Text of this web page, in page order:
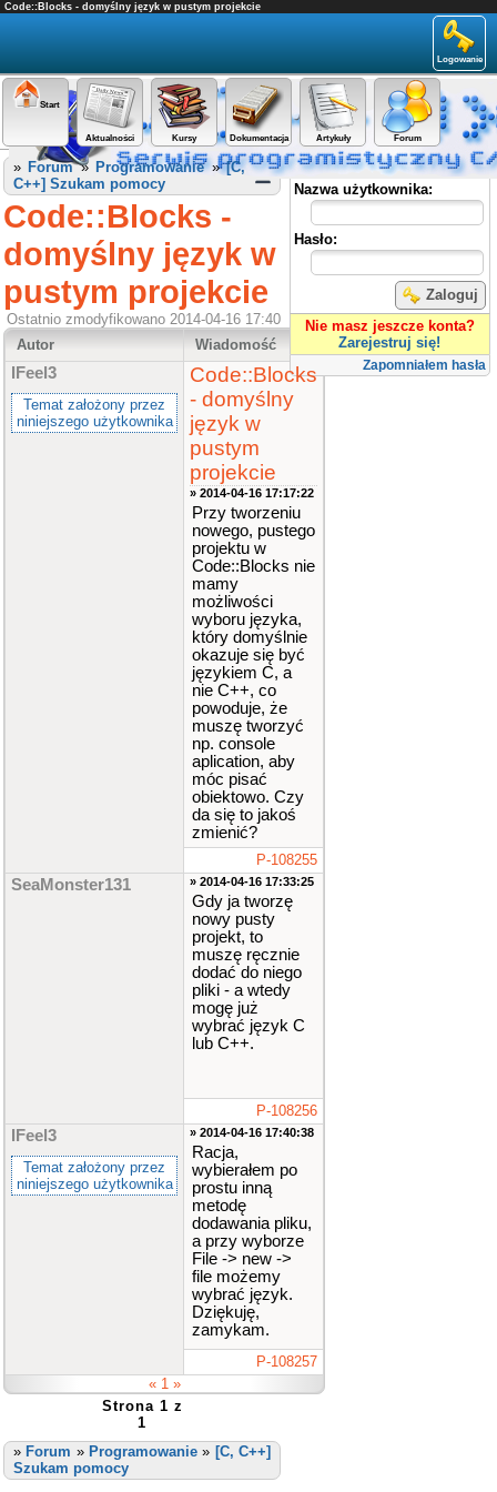
Code::Blocks - domyślny język w pustym projekcie
Logowanie
Start
Aktualności Kursy Dokumentacja Artykuły Forum
Panel użytkownika
Nazwa użytkownika:
Hasło:
Zaloguj
Nie masz jeszcze konta?
Zarejestruj się!
Zapomniałem hasła
» Forum» Programowanie»[C,
C++] Szukam pomocy
Code::Blocks -
domyślny język w
pustym projekcie
Ostatnio zmodyfikowano 2014-04-16 17:40
Autor
Wiadomość
IFeel3
Temat założony przez
niniejszego użytkownika
Code::Blocks
- domyślny
język w
pustym
projekcie
» 2014-04-16 17:17:22
Przy tworzeniu
nowego, pustego
projektu w
Code::Blocks nie
mamy
możliwości
wyboru języka,
który domyślnie
okazuje się być
językiem C, a
nie C++, co
powoduje, że
muszę tworzyć
np. console
aplication, aby
móc pisać
obiektowo. Czy
da się to jakoś
zmienić?
P-108255
SeaMonster131 » 2014-04-16 17:33:25
Gdy ja tworzę
nowy pusty
projekt, to
muszę ręcznie
dodać do niego
pliki - a wtedy
mogę już
wybrać język C
lub C++.
P-108256
IFeel3
Temat założony przez
niniejszego użytkownika
» 2014-04-16 17:40:38
Racja,
wybierałem po
prostu inną
metodę
dodawania pliku,
a przy wyborze
File -> new ->
file możemy
wybrać język.
Dziękuję,
zamykam.
P-108257
« 1 »
Strona 1 z
1
» Forum » Programowanie » [C, C++]
Szukam pomocy